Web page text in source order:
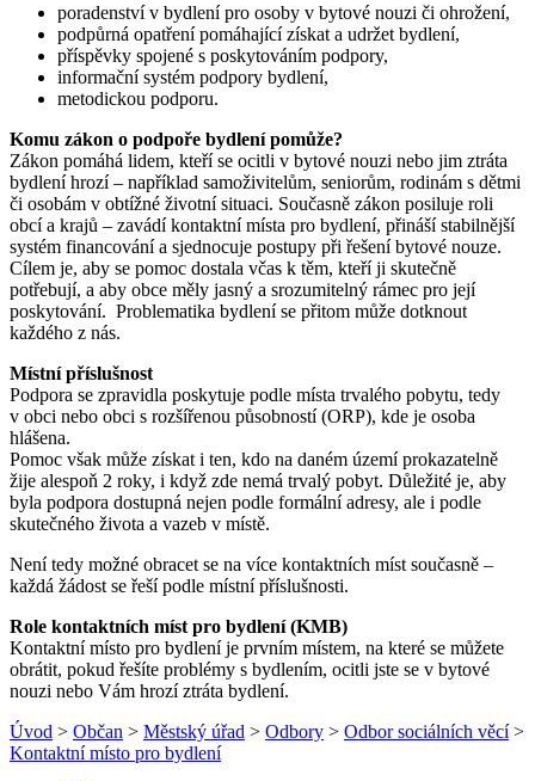
poradenství v bydlení pro osoby v bytové nouzi či ohrožení,
podpůrná opatření pomáhající získat a udržet bydlení,
příspěvky spojené s poskytováním podpory,
informační systém podpory bydlení,
metodickou podporu.
Komu zákon o podpoře bydlení pomůže?
Zákon pomáhá lidem, kteří se ocitli v bytové nouzi nebo jim ztráta
bydlení hrozí – například samoživitelům, seniorům, rodinám s dětmi
či osobám v obtížné životní situaci. Současně zákon posiluje roli
obcí a krajů – zavádí kontaktní místa pro bydlení, přináší stabilnější
systém financování a sjednocuje postupy při řešení bytové nouze.
Cílem je, aby se pomoc dostala včas k těm, kteří ji skutečně
potřebují, a aby obce měly jasný a srozumitelný rámec pro její
poskytování. Problematika bydlení se přitom může dotknout
každého z nás.
Místní příslušnost
Podpora se zpravidla poskytuje podle místa trvalého pobytu, tedy
v obci nebo obci s rozšířenou působností (ORP), kde je osoba
hlášena.
Pomoc však může získat i ten, kdo na daném území prokazatelně
žije alespoň 2 roky, i když zde nemá trvalý pobyt. Důležité je, aby
byla podpora dostupná nejen podle formální adresy, ale i podle
skutečného života a vazeb v místě.
Není tedy možné obracet se na více kontaktních míst současně –
každá žádost se řeší podle místní příslušnosti.
Role kontaktních míst pro bydlení (KMB)
Kontaktní místo pro bydlení je prvním místem, na které se můžete
obrátit, pokud řešíte problémy s bydlením, ocitli jste se v bytové
nouzi nebo Vám hrozí ztráta bydlení.
Úvod > Občan > Městský úřad > Odbory > Odbor sociálních věcí>
Kontaktní místo pro bydlení